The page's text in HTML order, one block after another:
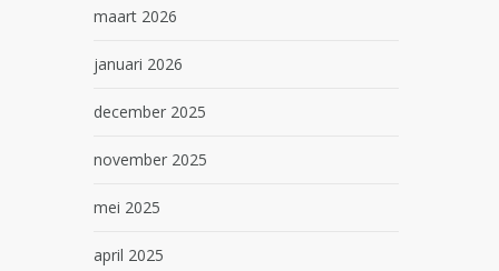
maart 2026
januari 2026
december 2025
november 2025
mei 2025
april 2025